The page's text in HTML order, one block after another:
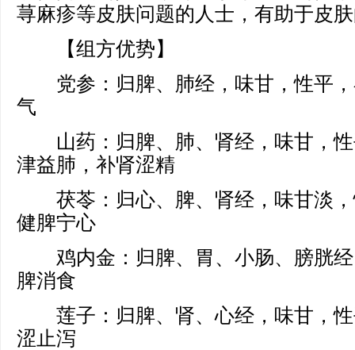
荨麻疹等皮肤问题的人士，有助于皮
【组方优势】
党参：归脾、肺经，味甘，性平，
气
山药：归脾、肺、肾经，味甘，性
津益肺，补肾涩精
茯苓：归心、脾、肾经，味甘淡，
健脾宁心
鸡内金：归脾、胃、小肠、膀胱经
脾消食
莲子：归脾、肾、心经，味甘，性
涩止泻